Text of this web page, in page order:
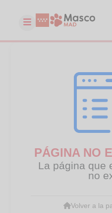
PÁGINA NO
La página que
no
Volver a la